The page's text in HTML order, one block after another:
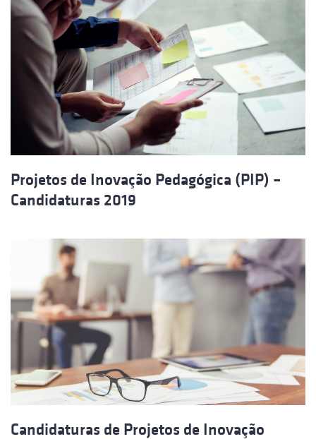
Projetos de Inovação Pedagógica (PIP) –
Candidaturas 2019
Candidaturas de Projetos de Inovação